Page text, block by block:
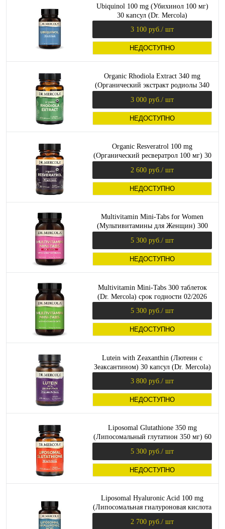
Ubiquinol 100 mg (Убихинол 100 мг)
30 капсул (Dr. Mercola)
3 100 руб. / шт
НЕДОСТУПНО
Organic Rhodiola Extract 340 mg
(Органический экстракт родиолы 340
3 000 руб. / шт
НЕДОСТУПНО
Organic Resveratrol 100 mg
(Органический ресвератрол 100 мг) 30
2 600 руб. / шт
НЕДОСТУПНО
Multivitamin Mini-Tabs for Women
(Мультивитамины для Женщин) 300
5 300 руб. / шт
НЕДОСТУПНО
Multivitamin Mini-Tabs 300 таблеток
(Dr. Mercola) срок годности 02/2026
5 300 руб. / шт
НЕДОСТУПНО
Lutein with Zeaxanthin (Лютеин с
Зеаксантином) 30 капсул (Dr. Mercola)
3 800 руб. / шт
НЕДОСТУПНО
Liposomal Glutathione 350 mg
(Липосомальный глутатион 350 мг) 60
5 300 руб. / шт
НЕДОСТУПНО
Liposomal Hyaluronic Acid 100 mg
(Липосомальная гиалуроновая кислота
2 700 руб. / шт